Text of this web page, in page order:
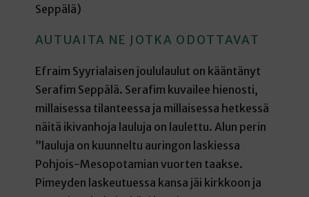
Seppälä)
AUTUAITA NE JOTKA ODOTTAVAT
Efraim Syyrialaisen joululaulut on kääntänyt
Serafim Seppälä. Serafim kuvailee hienosti,
millaisessa tilanteessa ja millaisessa hetkessä
näitä ikivanhoja lauluja on laulettu. Alun perin
”lauluja on kuunneltu auringon laskiessa
Pohjois-Mesopotamian vuorten taakse.
Pimeyden laskeutuessa kansa jäi kirkkoon ja